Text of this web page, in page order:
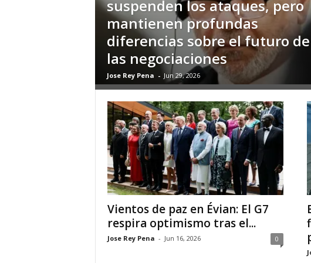
suspenden los ataques, pero
mantienen profundas
diferencias sobre el futuro de
las negociaciones
Jose Rey Pena - Jun 29, 2026
Vientos de paz en Évian: El G7
respira optimismo tras el...
Jose Rey Pena - Jun 16, 2026 0